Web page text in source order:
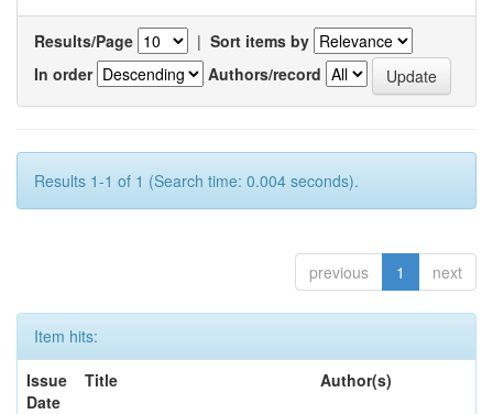
Results/Page | Sort items by
In order
Authors/record
Results 1-1 of 1 (Search time: 0.004 seconds).
previous 1 next
Item hits:
Issue
Date
Title Author(s)